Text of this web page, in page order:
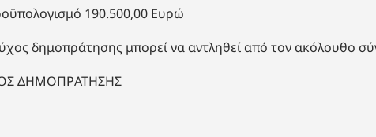
190.500,00 Ευρώ
δημοπράτησης μπορεί να αντληθεί από τον ακόλουθο
ΔΗΜΟΠΡΑΤΗΣΗΣ